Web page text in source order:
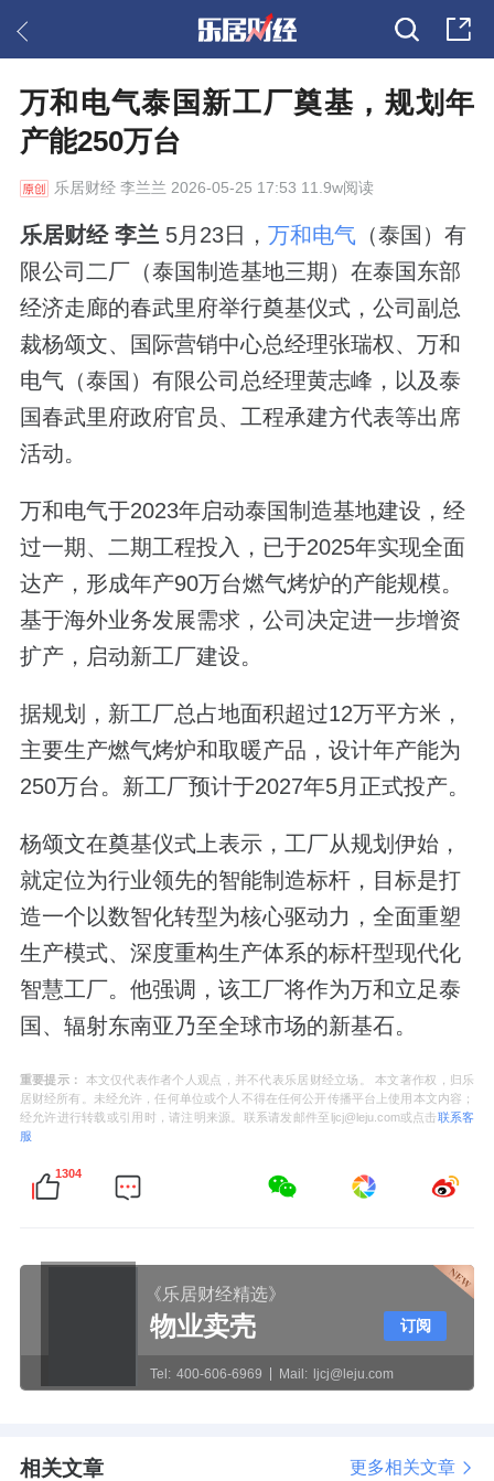
万和电气泰国新工厂奠基，规划年
产能250万台
乐居财经李兰兰 2026-05-25 17:53 11.9w阅读
乐居财经 李兰 5月23日， 万和电气 （泰国）有
限公司二厂（泰国制造基地三期）在泰国东部
经济走廊的春武里府举行奠基仪式，公司副总
裁杨颂文、国际营销中心总经理张瑞权、万和
电气（泰国）有限公司总经理黄志峰，以及泰
国春武里府政府官员、工程承建方代表等出席
活动。
万和电气于2023年启动泰国制造基地建设，经
过一期、二期工程投入，已于2025年实现全面
达产，形成年产90万台燃气烤炉的产能规模。
基于海外业务发展需求，公司决定进一步增资
扩产，启动新工厂建设。
据规划，新工厂总占地面积超过12万平方米，
主要生产燃气烤炉和取暖产品，设计年产能为
250万台。新工厂预计于2027年5月正式投产。
杨颂文在奠基仪式上表示，工厂从规划伊始，
就定位为行业领先的智能制造标杆，目标是打
造一个以数智化转型为核心驱动力，全面重塑
生产模式、深度重构生产体系的标杆型现代化
智慧工厂。他强调，该工厂将作为万和立足泰
国、辐射东南亚乃至全球市场的新基石。
重要提示：
本文仅代表作者个人观点，并不代表乐居财经立场。 本文著作权，归乐
居财经所有。未经允许，任何单位或个人不得在任何公开传播平台上使用本文内容；
经允许进行转载或引用时，请注明来源。联系请发邮件至ljcj@leju.com或点击联系客
服
1304
《乐居财经精选》
物业卖壳
Tel: 400-606-6969 Mail: ljcj@leju.com
订阅
相关文章 更多相关文章